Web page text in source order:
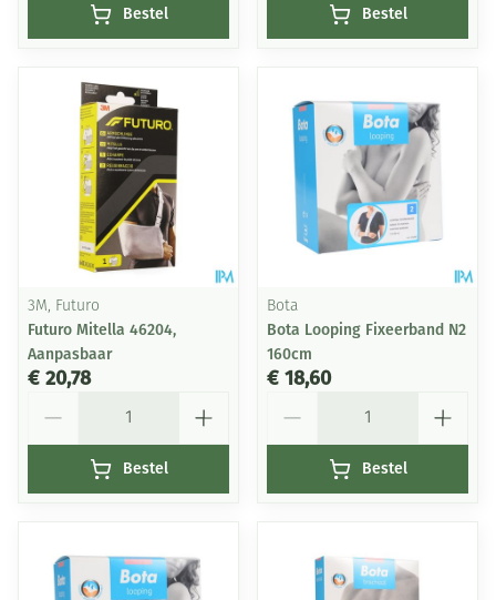
Bestel Bestel
3M, Futuro
Futuro Mitella 46204,
Aanpasbaar
€ 20,78
Bestel
Bota
Bota Looping Fixeerband N2
160cm
€ 18,60
Bestel